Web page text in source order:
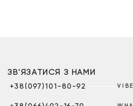
ЗВ'ЯЗАТИСЯ З НАМИ
+38(097)101-80-92